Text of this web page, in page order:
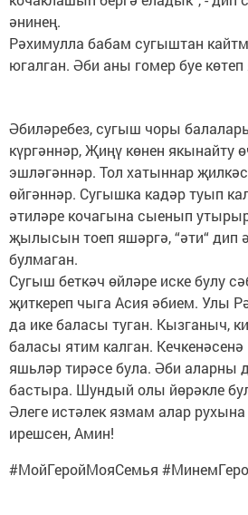
әнинең.
Рәхимулла бабам сугыштан
югалган. Әби аны гомер буе
Әбиләребез, сугыш чоры
күргәннәр, Җиңү көнен якынайту
эшләгәннәр. Тол хатыннар
өйгәннәр. Сугышка кадәр туып
әтиләре кочагына сыенып
җылысын тоеп яшәргә, “әти“ дип
булмаган.
Сугыш беткәч өйләре иске булу
җиткереп чыга Асия әбием. Улы
да ике баласы туган. Кызганыч,
баласы ятим калган.
яшьләр тирәсе була. Әби аларны
бастыра. Шундый олы йөрәкле
Әлеге истәлек язмам алар
ирешсен, Амин!
#МойГеройМояСемья